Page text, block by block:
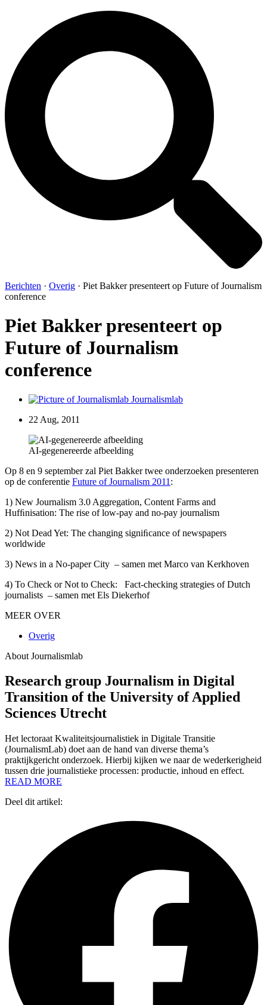
Berichten · Overig · Piet Bakker presenteert op Future of Journalism
conference
Piet Bakker presenteert op
Future of Journalism
conference
Journalismlab
22 Aug, 2011
AI-gegenereerde afbeelding
Op 8 en 9 september zal Piet Bakker twee onderzoeken presenteren
op de conferentie Future of Journalism 2011 :
1) New Journalism 3.0 Aggregation, Content Farms and
Hufﬁnisation: The rise of low-pay and no-pay journalism
2) Not Dead Yet: The changing signiﬁcance of newspapers
worldwide
3) News in a No-paper City – samen met Marco van Kerkhoven
4) To Check or Not to Check: Fact-checking strategies of Dutch
journalists – samen met Els Diekerhof
MEER OVER
Overig
About Journalismlab
Research group Journalism in Digital
Transition of the University of Applied
Sciences Utrecht
Het lectoraat Kwaliteitsjournalistiek in Digitale Transitie
(JournalismLab) doet aan de hand van diverse thema’s
praktijkgericht onderzoek. Hierbij kijken we naar de wederkerigheid
tussen drie journalistieke processen: productie, inhoud en effect.
READ MORE
Deel dit artikel: